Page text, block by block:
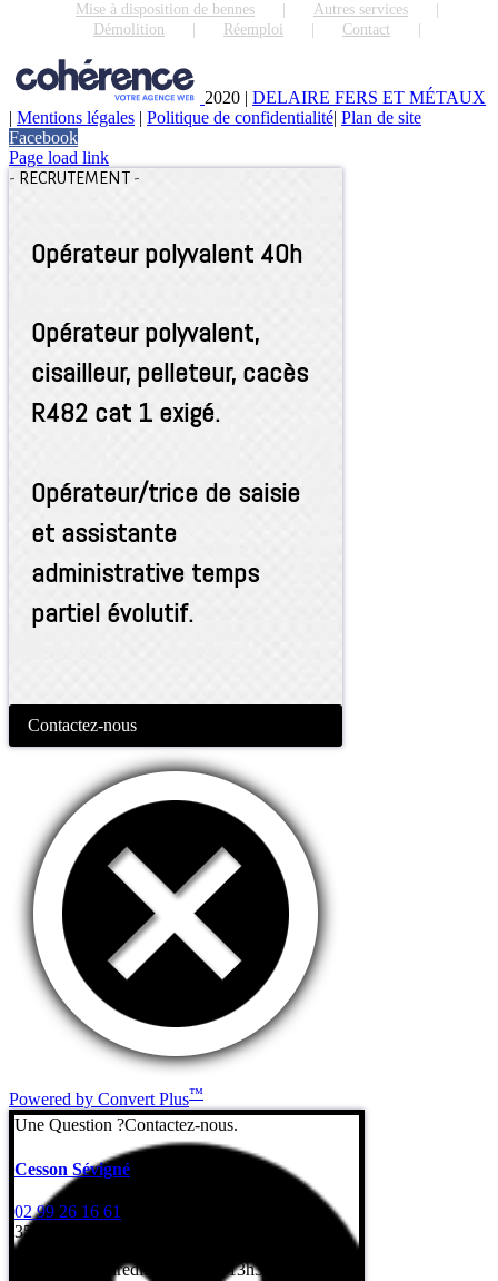
Mise à disposition de bennes
Autres services
Démolition
Réemploi Contact
2020 | DELAIRE FERS ET MÉTAUX
| Mentions légales | Politique de confidentialité| Plan de site
Facebook
Page load link
- RECRUTEMENT -
Opérateur polyvalent 40h
Opérateur polyvalent,
cisailleur, pelleteur, cacès
R482 cat 1 exigé.
Opérateur/trice de saisie
et assistante
administrative temps
partiel évolutif.
Contactez-nous
Powered by Convert Plus™
Une Question ?Contactez-nous.
Cesson Sévigné
02 99 26 16 61
35510 Cesson-Sévigné
Lundi au vendredi: 8h – 12h / 13h30 – 17h30